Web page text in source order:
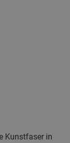
Kunstfaser in